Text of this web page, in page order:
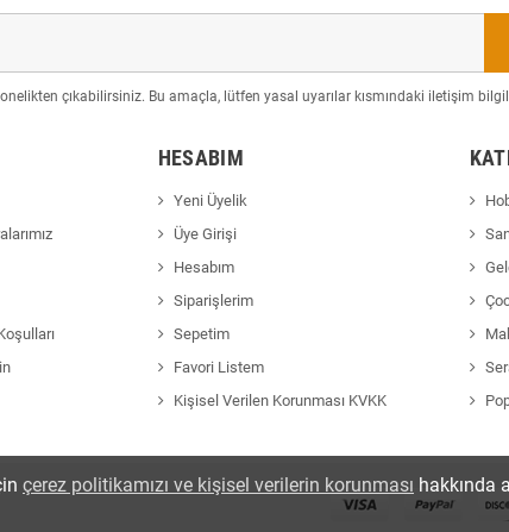
çıkabilirsiniz. Bu amaçla, lütfen yasal uyarılar kısmındaki iletişim
HESABIM
Yeni Üyelik
Üye Girişi
Hesabım
Siparişlerim
Sepetim
Favori Listem
Kişisel Verilen Korunması KVKK
çerez politikamızı ve kişisel verilerin korunması hakkında